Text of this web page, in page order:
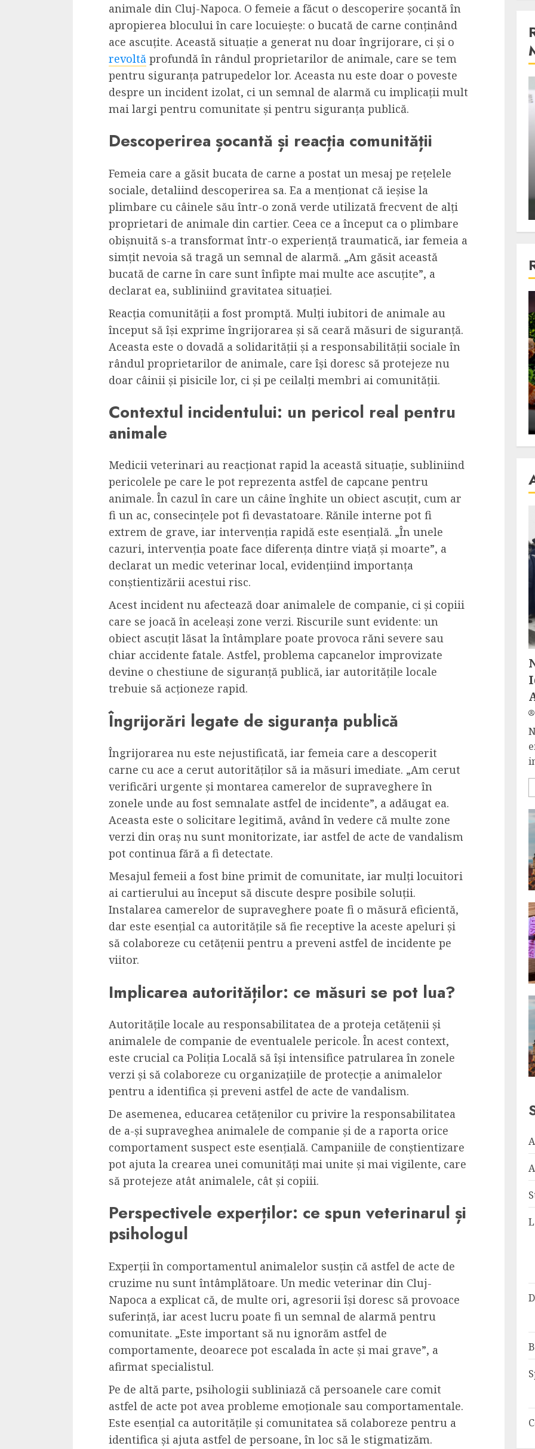
animale din Cluj-Napoca. O femeie a făcut o descoperire șocantă în
apropierea blocului în care locuiește: o bucată de carne conținând
ace ascuțite. Această situație a generat nu doar îngrijorare, ci și o
revoltă profundă în rândul proprietarilor de animale, care se tem
pentru siguranța patrupedelor lor. Aceasta nu este doar o poveste
despre un incident izolat, ci un semnal de alarmă cu implicații mult
mai largi pentru comunitate și pentru siguranța publică.
Descoperirea șocantă și reacția comunității
Femeia care a găsit bucata de carne a postat un mesaj pe rețelele
sociale, detaliind descoperirea sa. Ea a menționat că ieșise la
plimbare cu câinele său într-o zonă verde utilizată frecvent de alți
proprietari de animale din cartier. Ceea ce a început ca o plimbare
obișnuită s-a transformat într-o experiență traumatică, iar femeia a
simțit nevoia să tragă un semnal de alarmă. „Am găsit această
bucată de carne în care sunt înfipte mai multe ace ascuțite”, a
declarat ea, subliniind gravitatea situației.
Reacția comunității a fost promptă. Mulți iubitori de animale au
început să își exprime îngrijorarea și să ceară măsuri de siguranță.
Aceasta este o dovadă a solidarității și a responsabilității sociale în
rândul proprietarilor de animale, care își doresc să protejeze nu
doar câinii și pisicile lor, ci și pe ceilalți membri ai comunității.
Contextul incidentului: un pericol real pentru
animale
Medicii veterinari au reacționat rapid la această situație, subliniind
pericolele pe care le pot reprezenta astfel de capcane pentru
animale. În cazul în care un câine înghite un obiect ascuțit, cum ar
fi un ac, consecințele pot fi devastatoare. Rănile interne pot fi
extrem de grave, iar intervenția rapidă este esențială. „În unele
cazuri, intervenția poate face diferența dintre viață și moarte”, a
declarat un medic veterinar local, evidențiind importanța
conștientizării acestui risc.
Acest incident nu afectează doar animalele de companie, ci și copiii
care se joacă în aceleași zone verzi. Riscurile sunt evidente: un
obiect ascuțit lăsat la întâmplare poate provoca răni severe sau
chiar accidente fatale. Astfel, problema capcanelor improvizate
devine o chestiune de siguranță publică, iar autoritățile locale
trebuie să acționeze rapid.
Îngrijorări legate de siguranța publică
Îngrijorarea nu este nejustificată, iar femeia care a descoperit
carne cu ace a cerut autorităților să ia măsuri imediate. „Am cerut
verificări urgente și montarea camerelor de supraveghere în
zonele unde au fost semnalate astfel de incidente”, a adăugat ea.
Aceasta este o solicitare legitimă, având în vedere că multe zone
verzi din oraș nu sunt monitorizate, iar astfel de acte de vandalism
pot continua fără a fi detectate.
Mesajul femeii a fost bine primit de comunitate, iar mulți locuitori
ai cartierului au început să discute despre posibile soluții.
Instalarea camerelor de supraveghere poate fi o măsură eficientă,
dar este esențial ca autoritățile să fie receptive la aceste apeluri și
să colaboreze cu cetățenii pentru a preveni astfel de incidente pe
viitor.
Implicarea autorităților: ce măsuri se pot lua?
Autoritățile locale au responsabilitatea de a proteja cetățenii și
animalele de companie de eventualele pericole. În acest context,
este crucial ca Poliția Locală să își intensifice patrularea în zonele
verzi și să colaboreze cu organizațiile de protecție a animalelor
pentru a identifica și preveni astfel de acte de vandalism.
De asemenea, educarea cetățenilor cu privire la responsabilitatea
de a-și supraveghea animalele de companie și de a raporta orice
comportament suspect este esențială. Campaniile de conștientizare
pot ajuta la crearea unei comunități mai unite și mai vigilente, care
să protejeze atât animalele, cât și copiii.
Perspectivele experților: ce spun veterinarul și
psihologul
Experții în comportamentul animalelor susțin că astfel de acte de
cruzime nu sunt întâmplătoare. Un medic veterinar din Cluj-
Napoca a explicat că, de multe ori, agresorii își doresc să provoace
suferință, iar acest lucru poate fi un semnal de alarmă pentru
comunitate. „Este important să nu ignorăm astfel de
comportamente, deoarece pot escalada în acte și mai grave”, a
afirmat specialistul.
Pe de altă parte, psihologii subliniază că persoanele care comit
astfel de acte pot avea probleme emoționale sau comportamentale.
Este esențial ca autoritățile și comunitatea să colaboreze pentru a
identifica și ajuta astfel de persoane, în loc să le stigmatizăm.
3 min read
Onoare printre hoti, un
film ca un joc care te
cucereste de la primele
cadre
ALEXANDRU S. MAY 17, 2023
4 min read
The Killer, un film care nu a
reusit sa se ridice la
nivelul asteptarilor
publicului si criticilor
ALEXANDRU S. DECEMBER 6, 2023
Bucatar de ocazie
Cele mai delicioase retete
cu piept de curcan
ALEXANDRU S. MAY 24, 2023
Bucatar de ocazie
3 retete delicioase in care
carnea de rata e vedeta
incontestabila
ALEXANDRU S. NOVEMBER 29, 2023